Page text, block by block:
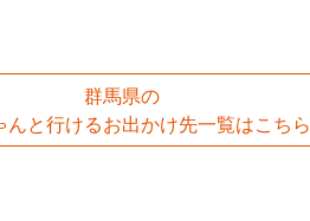
群馬県の
んと行けるお出かけ先一覧はこちら